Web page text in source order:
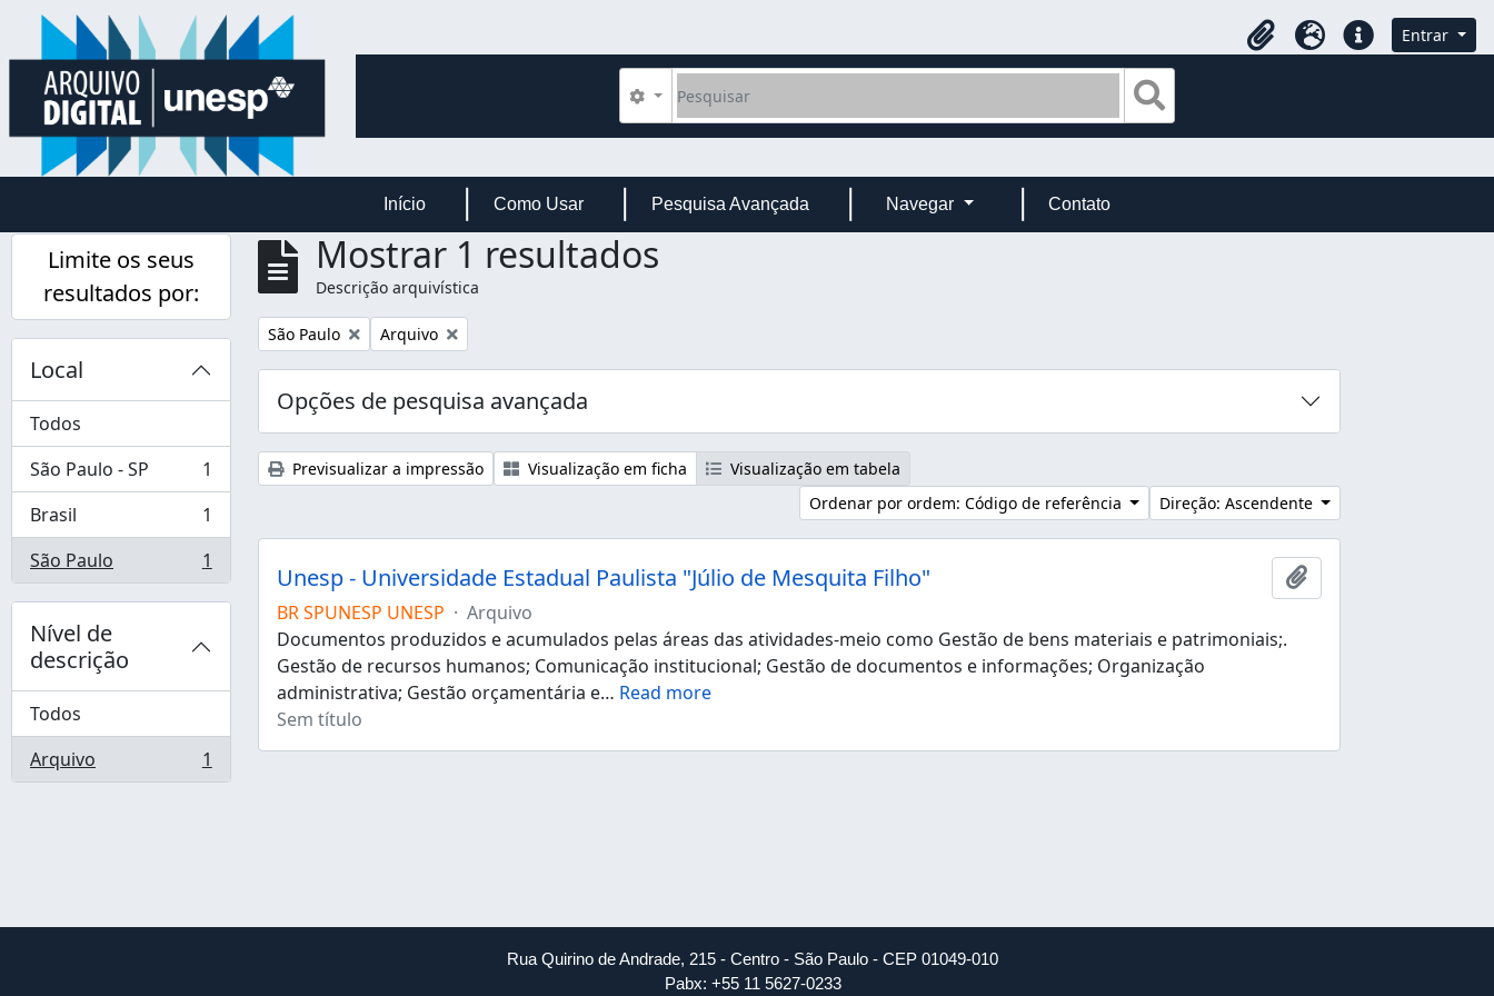
Skip to main content
Área de transferência
IdiomaLigações rápidas
Entrar
Pesquisar
Opções de busca
Início Como Usar Pesquisa Avançada Navegar Contato
Limite os seus
resultados por:
Local
Todos
São Paulo - SP
, 1 resultados
1
Brasil
, 1 resultados
1
São Paulo
, 1 resultados 1
Nível de
descrição
Todos
Arquivo
, 1 resultados 1
Mostrar 1 resultados
Descrição arquivística
Remover filtro:
São Paulo Remover filtro:
Arquivo
Opções de pesquisa avançada
Previsualizar a impressão Visualização em ficha
Visualização em tabela
Ordenar por ordem: Código de referência
Direção: Ascendente
Unesp - Universidade Estadual Paulista "Júlio de Mesquita Filho"
Adicionar à área de
BR SPUNESP UNESP · Arquivo
Documentos produzidos e acumulados pelas áreas das atividades-meio como Gestão de bens materiais e patrimoniais;.
Gestão de recursos humanos; Comunicação institucional; Gestão de documentos e informações; Organização
administrativa; Gestão orçamentária e… Read more
Sem título
Rua Quirino de Andrade, 215 - Centro - São Paulo - CEP 01049-010
Pabx: +55 11 5627-0233